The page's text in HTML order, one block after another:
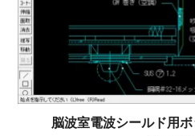
脳波室電波シールド用